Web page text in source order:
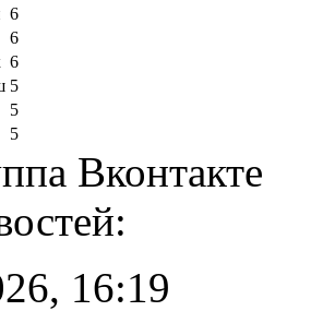
6
6
6
5
5
5
Вконтакте
16:19